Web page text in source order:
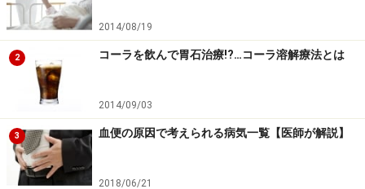
各種内臓癌
■化学受容体引金帯（CTZ）
脳には血液脳関門というバリアーがあり、有害な物質が
入らないようになっています。しかし、化学受容体引金
帯（CTZ）という吐き気・嘔吐センサーがある第4脳室に
は血液脳関門がありません。体内の代謝物や薬剤、ホル
モン、細菌の毒素に反応して、吐き気や嘔吐を引き起こ
2014/08/19
2 コーラを飲んで胃石治療!?…コーラ溶解療法とは
2014/09/03
3 血便の原因で考えられる病気一覧【医師が解説】
2018/06/21